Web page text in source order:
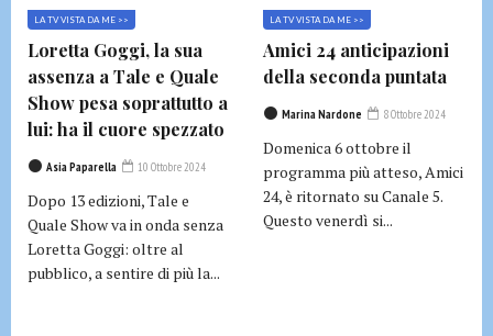
LA TV VISTA DA ME >>
Loretta Goggi, la sua
assenza a Tale e Quale
Show pesa soprattutto a
lui: ha il cuore spezzato
Asia Paparella 10 Ottobre 2024
Dopo 13 edizioni, Tale e
Quale Show va in onda senza
Loretta Goggi: oltre al
pubblico, a sentire di più la...
LA TV VISTA DA ME >>
Amici 24 anticipazioni
della seconda puntata
Marina Nardone 8 Ottobre 2024
Domenica 6 ottobre il
programma più atteso, Amici
24, è ritornato su Canale 5.
Questo venerdì si...